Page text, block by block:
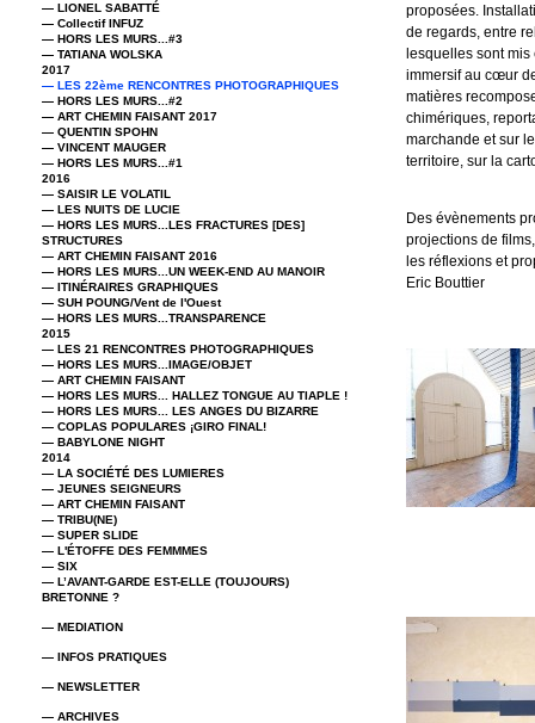
— LIONEL SABATTÉ
— Collectif INFUZ
— HORS LES MURS...#3
— TATIANA WOLSKA
2017
— LES 22ème RENCONTRES PHOTOGRAPHIQUES
— HORS LES MURS...#2
— ART CHEMIN FAISANT 2017
— QUENTIN SPOHN
— VINCENT MAUGER
— HORS LES MURS...#1
2016
— SAISIR LE VOLATIL
— LES NUITS DE LUCIE
— HORS LES MURS...LES FRACTURES [DES]
STRUCTURES
— ART CHEMIN FAISANT 2016
— HORS LES MURS...UN WEEK-END AU MANOIR
— ITINÉRAIRES GRAPHIQUES
— SUH POUNG/Vent de l'Ouest
— HORS LES MURS...TRANSPARENCE
2015
— LES 21 RENCONTRES PHOTOGRAPHIQUES
— HORS LES MURS...IMAGE/OBJET
— ART CHEMIN FAISANT
— HORS LES MURS... HALLEZ TONGUE AU TIAPLE !
— HORS LES MURS... LES ANGES DU BIZARRE
— COPLAS POPULARES ¡GIRO FINAL!
— BABYLONE NIGHT
2014
— LA SOCIÉTÉ DES LUMIERES
— JEUNES SEIGNEURS
— ART CHEMIN FAISANT
— TRIBU(NE)
— SUPER SLIDE
— L'ÉTOFFE DES FEMMMES
— SIX
— L’AVANT-GARDE EST-ELLE (TOUJOURS)
BRETONNE ?
— MEDIATION
— INFOS PRATIQUES
— NEWSLETTER
— ARCHIVES
proposées.
de regards, entre
lesquelles sont
immersif au cœur
matières
chimériques,
marchande et sur
territoire, sur la
Des évènements
projections de
les réflexions et
Eric Bouttier